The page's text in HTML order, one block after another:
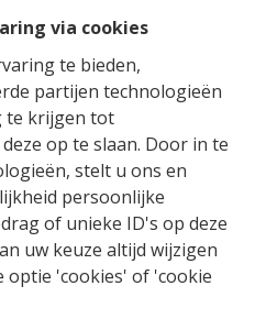
via cookies
te bieden,
partijen technologieën
te krijgen tot
op te slaan. Door in te
stelt u ons en
persoonlijke
of unieke ID's op deze
uw keuze altijd wijzigen
optie 'cookies' of 'cookie
Te huur